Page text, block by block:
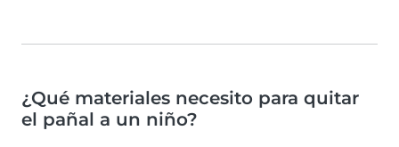
¿Qué materiales necesito para quitar
el pañal a un niño?